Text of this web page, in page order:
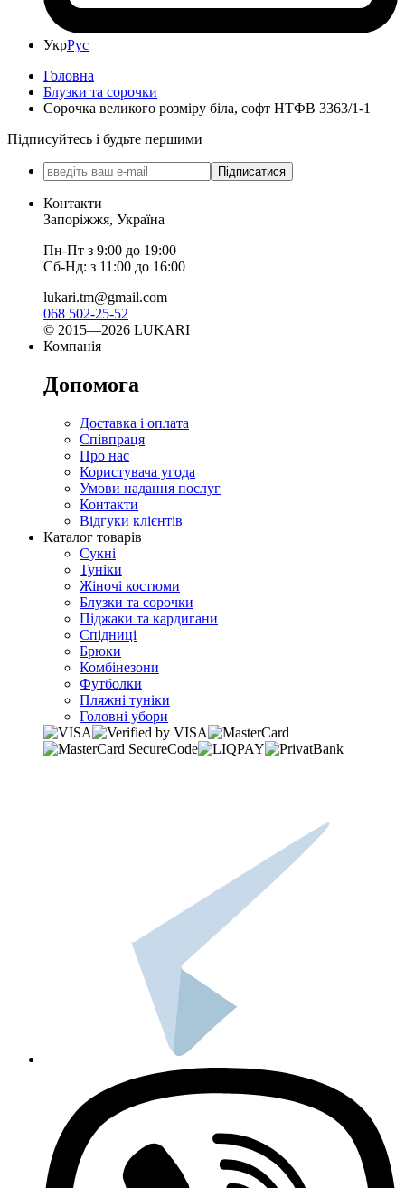
УкрРус
Головна
Блузки та сорочки
Сорочка великого розміру біла, софт НТФВ 3363/1-1
Підписуйтесь і будьте першими
Підписатися
Контакти
Запоріжжя, Україна
Пн-Пт з 9:00 до 19:00
Сб-Нд: з 11:00 до 16:00
lukari.tm@gmail.com
068 502-25-52
© 2015—2026 LUKARI
Компанія
Допомога
Доставка і оплата
Співпраця
Про нас
Користувача угода
Умови надання послуг
Контакти
Відгуки клієнтів
Каталог товарів
Сукні
Туніки
Жіночі костюми
Блузки та сорочки
Піджаки та кардигани
Спідниці
Брюки
Комбінезони
Футболки
Пляжні туніки
Головні убори